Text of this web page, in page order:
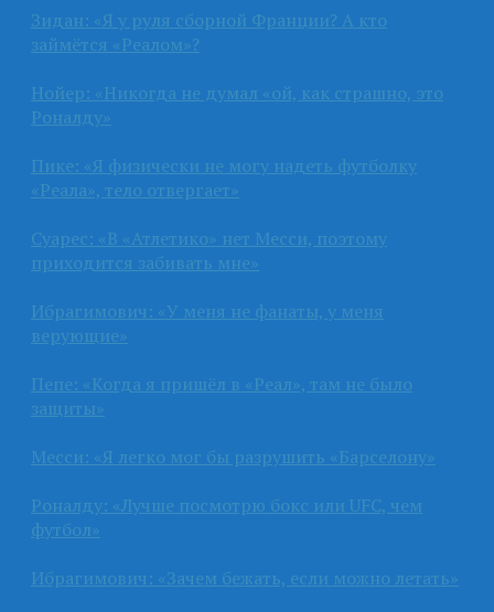
Зидан: «Я у руля сборной Франции? А кто
займётся «Реалом»?
Нойер: «Никогда не думал «ой, как страшно, это
Роналду»
Пике: «Я физически не могу надеть футболку
«Реала», тело отвергает»
Суарес: «В «Атлетико» нет Месси, поэтому
приходится забивать мне»
Ибрагимович: «У меня не фанаты, у меня
верующие»
Пепе: «Когда я пришёл в «Реал», там не было
защиты»
Месси: «Я легко мог бы разрушить «Барселону»
Роналду: «Лучше посмотрю бокс или UFC, чем
футбол»
Ибрагимович: «Зачем бежать, если можно летать»